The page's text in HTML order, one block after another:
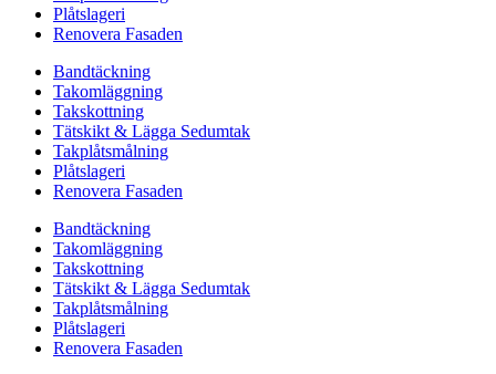
Plåtslageri
Renovera Fasaden
Bandtäckning
Takomläggning
Takskottning
Tätskikt & Lägga Sedumtak
Takplåtsmålning
Plåtslageri
Renovera Fasaden
Bandtäckning
Takomläggning
Takskottning
Tätskikt & Lägga Sedumtak
Takplåtsmålning
Plåtslageri
Renovera Fasaden